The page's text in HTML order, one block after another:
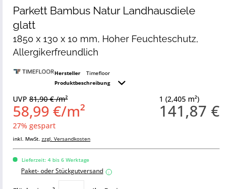
Parkett Bambus Natur Landhausdiele
glatt
1850 x 130 x 10 mm, Hoher Feuchteschutz,
Allergikerfreundlich
Hersteller
Timefloor
Produktbeschreibung
1 (2,405 m²)
141,87 €
UVP 81,90 € /m²
58,99 €/m²
27% gespart
inkl. MwSt. zzgl. Versandkosten
Lieferzeit: 4 bis 6 Werktage
Paket- oder Stückgutversand i